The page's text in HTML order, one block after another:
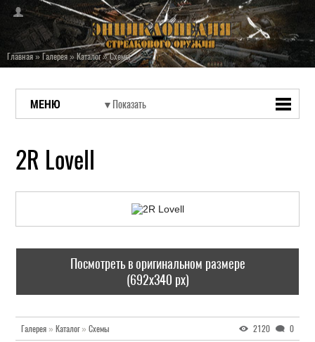
Главная»Галерея»Каталог»Схемы
МЕНЮ
2R Lovell
Посмотреть в оригинальном размере
(692x340 px)
Галерея » Каталог» Схемы 2120 0